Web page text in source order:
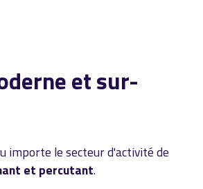
et sur-
importe le secteur d'activité de
et percutant.